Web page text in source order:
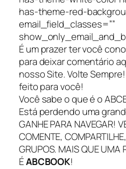
has-theme-red-
email_field_classes=””
É um prazer ter você
para deixar comentário
nosso Site. Volte
feito para você!
Você sabe o que é o
Está perdendo uma
GANHE PARA NAVEGAR!
COMENTE,
GRUPOS. MAIS QUE UMA
ÉABCBOOK!